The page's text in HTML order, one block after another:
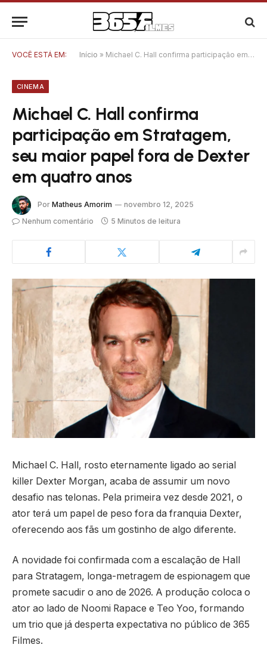
VOCÊ ESTÁ EM: Início » Michael C. Hall confirma participação em Stratagem, seu maior papel fora de Dexter em quatro anos
CINEMA
Michael C. Hall confirma
participação em Stratagem,
seu maior papel fora de Dexter
em quatro anos
Por Matheus Amorim
novembro 12, 2025
Nenhum comentário
5 Minutos de leitura
Michael C. Hall, rosto eternamente ligado ao serial
killer Dexter Morgan, acaba de assumir um novo
desafio nas telonas. Pela primeira vez desde 2021, o
ator terá um papel de peso fora da franquia Dexter,
oferecendo aos fãs um gostinho de algo diferente.
A novidade foi confirmada com a escalação de Hall
para Stratagem, longa-metragem de espionagem que
promete sacudir o ano de 2026. A produção coloca o
ator ao lado de Noomi Rapace e Teo Yoo, formando
um trio que já desperta expectativa no público de 365
Filmes.